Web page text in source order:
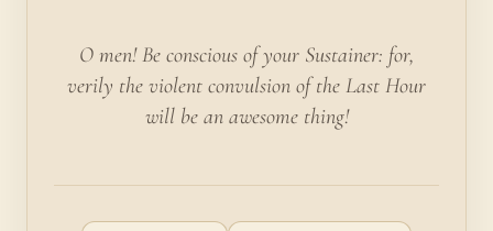
O men! Be conscious of your Sustainer: for,
verily the violent convulsion of the Last Hour
will be an awesome thing!